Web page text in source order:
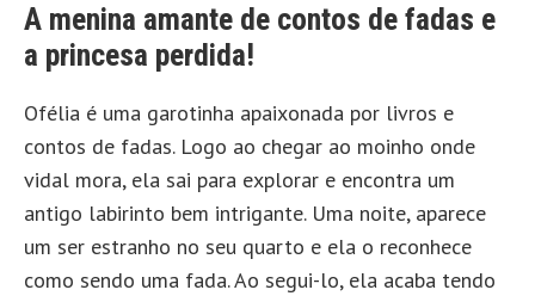
A menina amante de contos de fadas e
a princesa perdida!
Ofélia é uma garotinha apaixonada por livros e
contos de fadas. Logo ao chegar ao moinho onde
vidal mora, ela sai para explorar e encontra um
antigo labirinto bem intrigante. Uma noite, aparece
um ser estranho no seu quarto e ela o reconhece
como sendo uma fada. Ao segui-lo, ela acaba tendo